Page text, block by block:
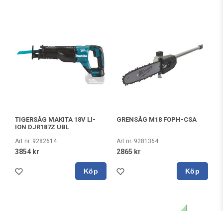
TIGERSÅG MAKITA 18V LI-
ION DJR187Z UBL
Art nr. 9282614
3854 kr
Köp
GRENSÅG M18 FOPH-CSA
Art nr. 9281364
2865 kr
Köp